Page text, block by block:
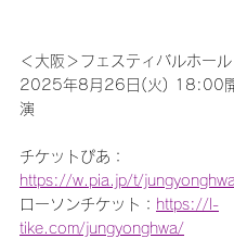
＜大阪＞フェスティバルホール
2025年8月26日(火) 18:00
演
チケットぴあ：
https://w.pia.jp/t/
ローソンチケット： https://l-
tike.com/jungyonghwa/